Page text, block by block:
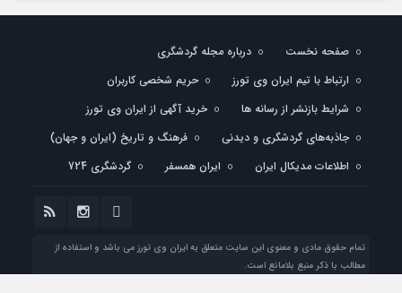
صفحه نخست
درباره مجله گردشگری
ارتباط با تیم ایران وی تورز
حریم شخصی کاربران
شرایط بازنشر از رسانه ها
خرید آگهی از ایران وی تورز
جاذبه‌های گردشگری و دیدنی
فرهنگ و تاریخ (ایران و جهان)
اطلاعات مدیکال ایران
ایران همسفر گردشگری 724
تمام حقوق مادی و معنوی این سایت متعلق به ایران وی تورز می باشد و استفاده از
مطالب با ذکر منبع بلامانع است.